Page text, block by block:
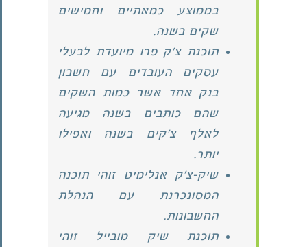
בממוצע כמאתיים וחמישים
שקים בשנה.
תוכנת צ'ק פרו מיועדת לבעלי
עסקים העובדים עם חשבון
בנק אחד אשר כמות השקים
שהם כותבים בשנה מגיעה
לאלף צ'קים בשנה ואפילו
יותר.
שיק-צ'ק אנלימיט זוהי תוכנה
המסונכרנת עם הנהלת
החשבונות.
תוכנת שיק מובייל זוהי